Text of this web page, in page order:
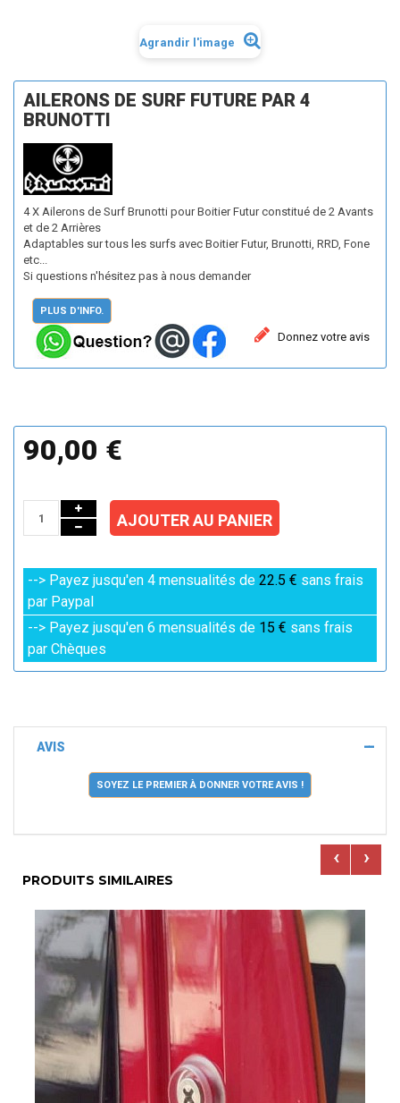
Agrandir l'image
AILERONS DE SURF FUTURE PAR 4
BRUNOTTI
4 X Ailerons de Surf Brunotti pour Boitier Futur constitué de 2 Avants
et de 2 Arrières
Adaptables sur tous les surfs avec Boitier Futur, Brunotti, RRD, Fone
etc...
Si questions n'hésitez pas à nous demander
PLUS D'INFO.
Donnez votre avis
90,00 €
AJOUTER AU PANIER
--> Payez jusqu'en 4 mensualités de 22.5 € sans frais
par Paypal
--> Payez jusqu'en 6 mensualités de 15 € sans frais
par Chèques
AVIS
SOYEZ LE PREMIER À DONNER VOTRE AVIS !
PRODUITS SIMILAIRES
‹ ›